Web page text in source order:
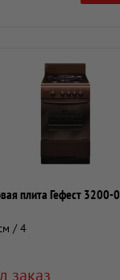
плита Гефест
/ 4
заказ